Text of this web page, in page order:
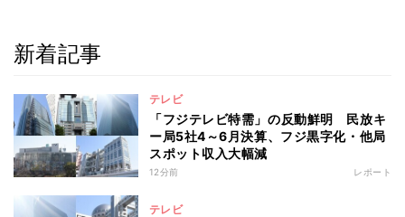
新着記事
テレビ
「フジテレビ特需」の反動鮮明 民放キ
ー局5社4～6月決算、フジ黒字化・他局
スポット収入大幅減
12分前 レポート
テレビ